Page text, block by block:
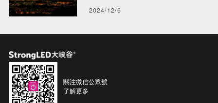
2024/12/6
關注微信公眾號
了解更多